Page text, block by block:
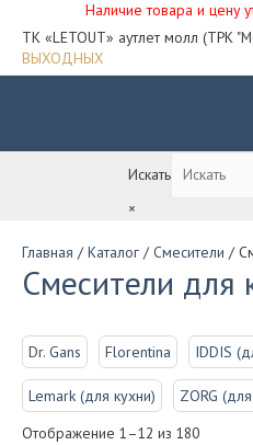
Наличие товара и цену
ТК «LETOUT» аутлет молл (ТРК
ВЫХОДНЫХ
Искать
×
Главная / Каталог / Смесители /
Смесители для
Dr. Gans Florentina IDDIS
Lemark (для кухни)
ZORG
Отображение 1–12 из 180